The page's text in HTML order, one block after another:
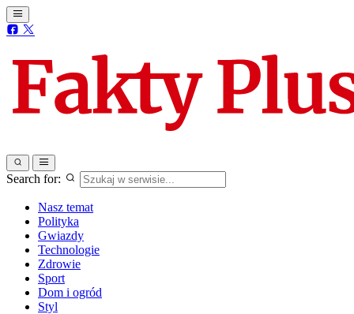
Search for:
Nasz temat
Polityka
Gwiazdy
Technologie
Zdrowie
Sport
Dom i ogród
Styl